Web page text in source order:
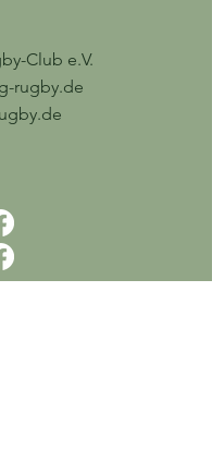
Club e.V.
rugby.de